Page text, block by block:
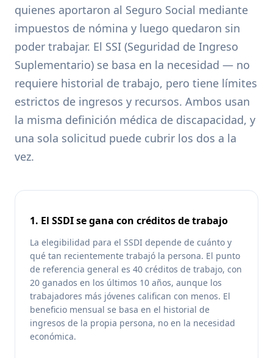
quienes aportaron al Seguro Social mediante
impuestos de nómina y luego quedaron sin
poder trabajar. El SSI (Seguridad de Ingreso
Suplementario) se basa en la necesidad — no
requiere historial de trabajo, pero tiene límites
estrictos de ingresos y recursos. Ambos usan
la misma definición médica de discapacidad, y
una sola solicitud puede cubrir los dos a la
vez.
1. El SSDI se gana con créditos de trabajo
La elegibilidad para el SSDI depende de cuánto y
qué tan recientemente trabajó la persona. El punto
de referencia general es 40 créditos de trabajo, con
20 ganados en los últimos 10 años, aunque los
trabajadores más jóvenes califican con menos. El
beneficio mensual se basa en el historial de
ingresos de la propia persona, no en la necesidad
económica.